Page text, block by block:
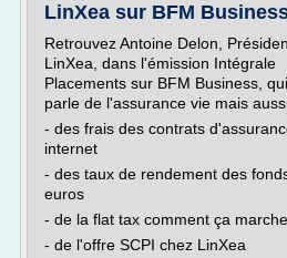
LinXea sur BFM
Retrouvez Antoine Delon,
LinXea, dans l'émission Intégrale
Placements sur BFM Business,
parle de l'assurance vie mais
- des frais des contrats
internet
- des taux de rendement des
euros
- de la flat tax comment ça marche
- de l'offre SCPI chez LinXea